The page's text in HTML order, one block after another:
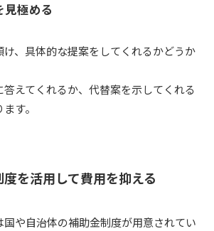
極める
け、具体的な提案をしてくれるかどうか
えてくれるか、代替案を示してくれる
す。
を活用して費用を抑える
や自治体の補助金制度が用意されてい